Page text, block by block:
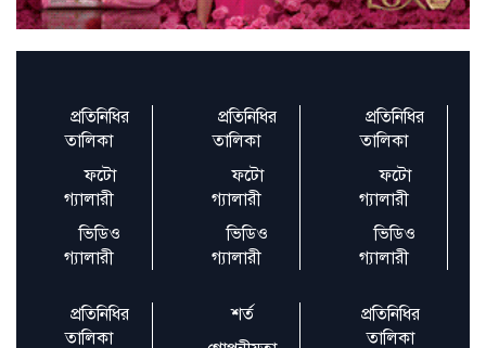
সেমিকন্ডাক্টর খাতের বিকাশে টাস্কফোর্স গঠন,
সদস্য ১৩ জন
অতীতের রাষ্ট্রপরিচালকেরা দুর্নীতি করে আঙুল
ফুলে বটগাছ হয়েছেন
নায়িকাও, নায়কের তালি
প্রতিনিধির
তালিকা
ফটো
গ্যালারী
ভিডিও
গ্যালারী
প্রতিনিধির
তালিকা
ফটো
গ্যালারী
ভিডিও
গ্যালারী
প্রতিনিধির
তালিকা
ফটো
গ্যালারী
ভিডিও
গ্যালারী
প্রতিনিধির
তালিকা
শর্ত
প্রতিনিধির
তালিকা